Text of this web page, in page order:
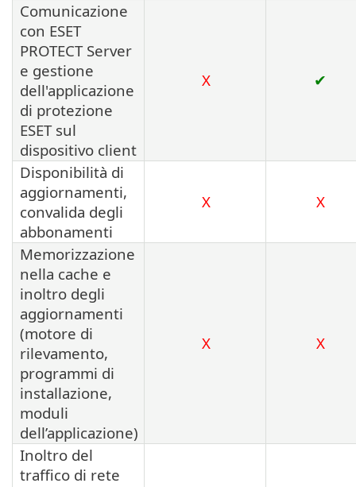
Comunicazione
con ESET
PROTECT Server
e gestione
dell'applicazione
di protezione
ESET sul
dispositivo client
X ✔
Disponibilità di
aggiornamenti,
convalida degli
abbonamenti
X X
Memorizzazione
nella cache e
inoltro degli
aggiornamenti
(motore di
rilevamento,
programmi di
installazione,
moduli
dell’applicazione)
X X
Inoltro del
traffico di rete